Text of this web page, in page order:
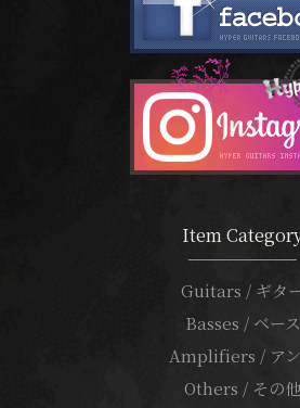
Item
Guitars / ギタ
Basses / ベース
Amplifiers / ア
Others / その他